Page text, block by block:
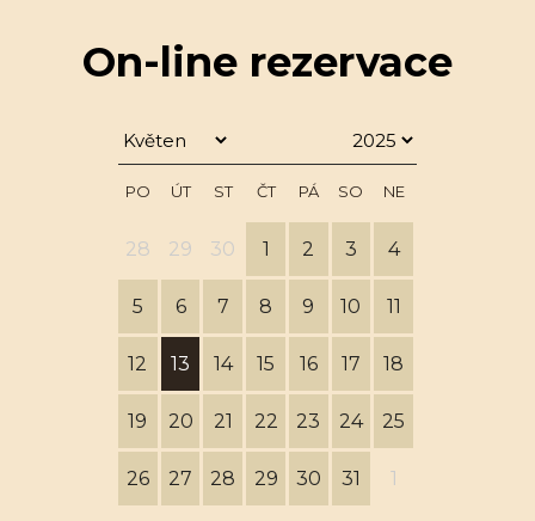
On-line rezervace
PO ÚT ST ČT PÁ SO NE
28 29 30 1 2 3 4
5 6 7 8 9 10 11
12 13 14 15 16 17 18
19 20 21 22 23 24 25
26 27 28 29 30 31 1